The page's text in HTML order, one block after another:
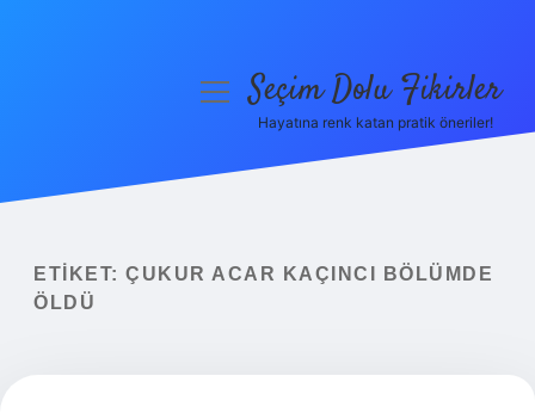
Yasal Uyarı
menüyüSeçim Dolu Fikirler
Hayatına renk katan pratik öneriler!
ETIKET: ÇUKUR ACAR KAÇINCI BÖLÜMDE
ÖLDÜ